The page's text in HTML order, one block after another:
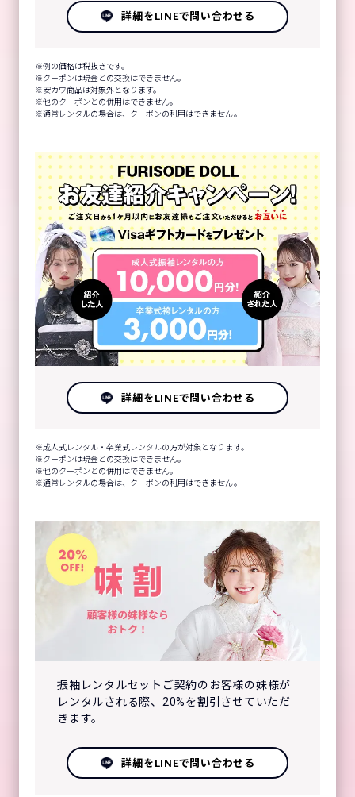
詳細をLINEで問い合わせる
例の価格は税抜きです。
クーポンは現金との交換はできません。
安カワ商品は対象外となります。
他のクーポンとの併用はできません。
通常レンタルの場合は、クーポンの利用はできません。
詳細をLINEで問い合わせる
成人式レンタル・卒業式レンタルの方が対象となります。
クーポンは現金との交換はできません。
他のクーポンとの併用はできません。
通常レンタルの場合は、クーポンの利用はできません。
振袖レンタルセットご契約のお客様の妹様が
レンタルされる際、20%を割引させていただ
きます。
詳細をLINEで問い合わせる